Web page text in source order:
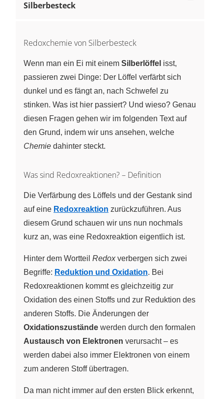
Silberbesteck
Redoxchemie von Silberbesteck
Wenn man ein Ei mit einem Silberlöffel isst,
passieren zwei Dinge: Der Löffel verfärbt sich
dunkel und es fängt an, nach Schwefel zu
stinken. Was ist hier passiert? Und wieso? Genau
diesen Fragen gehen wir im folgenden Text auf
den Grund, indem wir uns ansehen, welche
Chemie dahinter steckt.
Was sind Redoxreaktionen? – Definition
Die Verfärbung des Löffels und der Gestank sind
auf eine Redoxreaktion zurückzuführen. Aus
diesem Grund schauen wir uns nun nochmals
kurz an, was eine Redoxreaktion eigentlich ist.
Hinter dem Wortteil Redoxverbergen sich zwei
Begriffe: Reduktion und Oxidation. Bei
Redoxreaktionen kommt es gleichzeitig zur
Oxidation des einen Stoffs und zur Reduktion des
anderen Stoffs. Die Änderungen der
Oxidationszustände werden durch den formalen
Austausch von Elektronen verursacht – es
werden dabei also immer Elektronen von einem
zum anderen Stoff übertragen.
Da man nicht immer auf den ersten Blick erkennt,